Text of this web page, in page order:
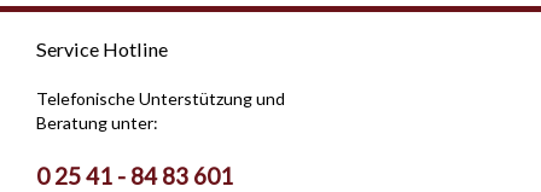
Service Hotline
Telefonische Unterstützung und
Beratung unter:
0 25 41 - 84 83 601